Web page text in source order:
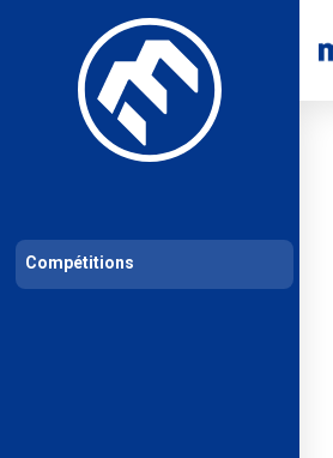
Les compétitions Calendrier de compétitions
Compétitions